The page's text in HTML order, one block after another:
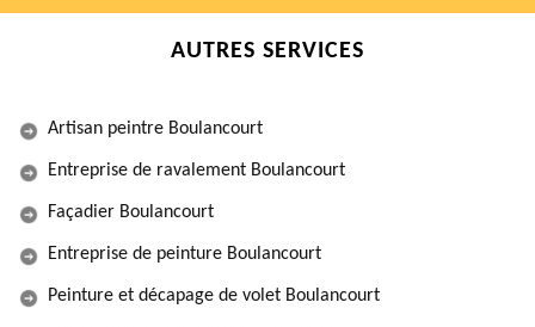
AUTRES SERVICES
Artisan peintre Boulancourt
Entreprise de ravalement Boulancourt
Façadier Boulancourt
Entreprise de peinture Boulancourt
Peinture et décapage de volet Boulancourt